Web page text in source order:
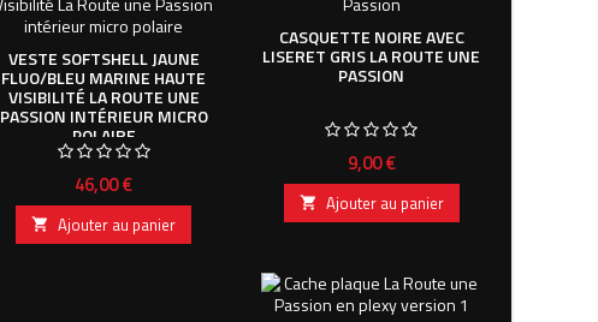
VESTE SOFTSHELL JAUNE
FLUO/BLEU MARINE HAUTE
VISIBILITÉ LA ROUTE UNE
PASSION INTÉRIEUR MICRO
POLAIRE
Prix
46,00 €
 Ajouter au panier
CASQUETTE NOIRE AVEC
LISERET GRIS LA ROUTE UNE
PASSION
Prix
9,00 €
 Ajouter au panier